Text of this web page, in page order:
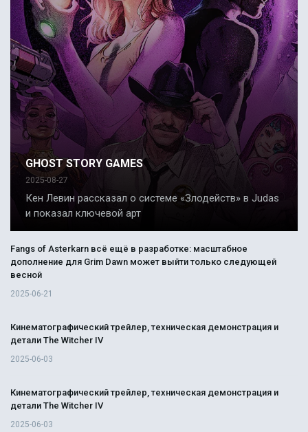
GHOST STORY GAMES
2025-08-27
Кен Левин рассказал о системе «Злодейств» в Judas
и показал ключевой арт
Fangs of Asterkarn всё ещё в разработке: масштабное
дополнение для Grim Dawn может выйти только следующей
весной
2025-06-21
Кинематографический трейлер, техническая демонстрация и
детали The Witcher IV
2025-06-03
Кинематографический трейлер, техническая демонстрация и
детали The Witcher IV
2025-06-03